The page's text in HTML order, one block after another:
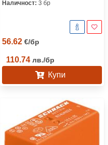
Наличност: 3 бр
56.62 €/бр
110.74 лв./бр
Купи